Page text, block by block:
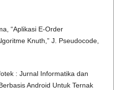
“Aplikasi E-Order
Knuth,” J. Pseudocode,
: Jurnal Informatika dan
Android Untuk Ternak